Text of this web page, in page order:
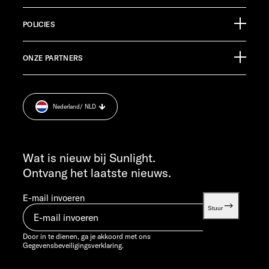
88299 Leutkirch
Germany
KLANTENSERVICE
service@service.sunlight.de
MA T/M DO 7:30 - 12:00 UUR EN 13:00 - 16:00 UUR
VR 7:30 - 12:00 UUR
info@sunlight.de
Informatiemateriaal
POLICIES
Afdruk.
Cookie Consent
Informatie over het gewicht.
ONZE PARTNERS
Wat is nieuw bij Sunlight.
Ontvang het laatste nieuws.
E-mail invoeren
Stuur
Door in te dienen, ga je akkoord met ons
Gegevensbeveiligingsverklaring.
Nederland / NLD